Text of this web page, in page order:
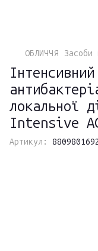
ОБЛИЧЧЯ Засоби
локальної
Intensive
Артикул: